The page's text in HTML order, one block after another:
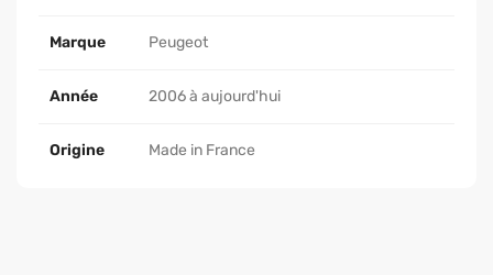
Marque Peugeot
Année 2006 à aujourd'hui
Origine Made in France